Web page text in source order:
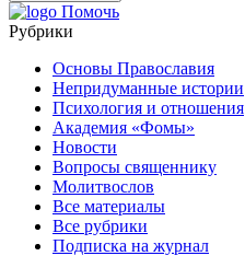
Помочь
Рубрики
Основы Православия
Непридуманные истории
Психология и отношения
Академия «Фомы»
Новости
Вопросы священнику
Молитвослов
Все материалы
Все рубрики
Подписка на журнал